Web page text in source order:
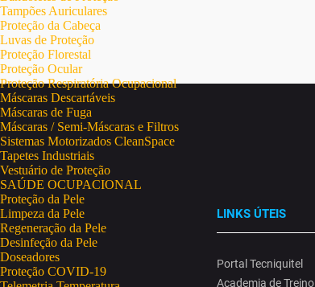
Tampões Auriculares
Proteção da Cabeça
Luvas de Proteção
Proteção Florestal
Proteção Ocular
Proteção Respiratória Ocupacional
Máscaras Descartáveis
Máscaras de Fuga
Máscaras / Semi-Máscaras e Filtros
Sistemas Motorizados CleanSpace
Tapetes Industriais
Vestuário de Proteção
SAÚDE OCUPACIONAL
Proteção da Pele
Limpeza da Pele
Regeneração da Pele
Desinfeção da Pele
Doseadores
Proteção COVID-19
LINKS ÚTEIS
Portal Tecniquitel
Academia de Treino